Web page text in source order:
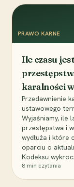
PRAWO KARNE
Ile czasu
karalności
Przedawnienie
ustawowego
Wyjaśniamy, ile
przestępstwa i
wydłuża i które
oparciu o
Kodeksu
8 min czytania